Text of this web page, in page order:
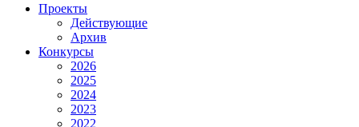
Проекты
Действующие
Архив
Конкурсы
2026
2025
2024
2023
2022